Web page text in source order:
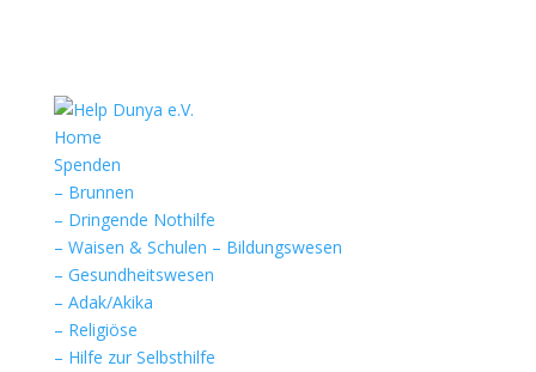
Home
Spenden
– Brunnen
– Dringende Nothilfe
– Waisen & Schulen – Bildungswesen
– Gesundheitswesen
– Adak/Akika
– Religiöse
– Hilfe zur Selbsthilfe